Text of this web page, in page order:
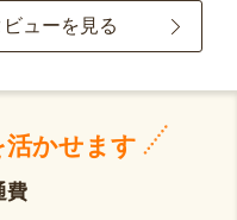
ューを見る
活かせます
費